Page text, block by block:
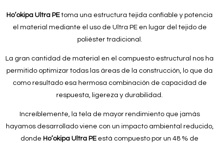
Ho’okipa Ultra PEtoma una estructura tejida confiable y potencia
el material mediante el uso de Ultra PE en lugar del tejido de
poliéster tradicional.
La gran cantidad de material en el compuesto estructural nos ha
permitido optimizar todas las áreas de la construcción, lo que da
como resultado esa hermosa combinación de capacidad de
respuesta, ligereza y durabilidad.
Increíblemente, la tela de mayor rendimiento que jamás
hayamos desarrollado viene con un impacto ambiental reducido,
donde Ho’okipa Ultra PEestá compuesto por un 48 % de